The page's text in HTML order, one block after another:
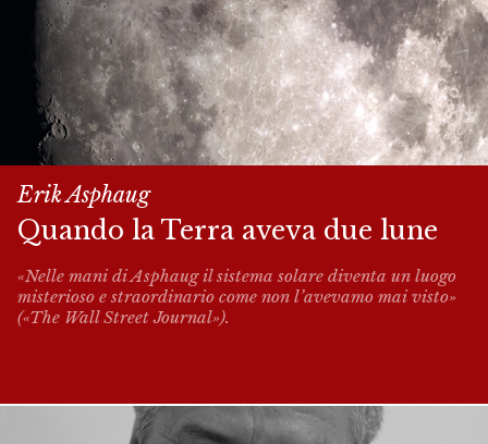
Erik Asphaug
Quando la Terra aveva due lune
«Nelle mani di Asphaug il sistema solare diventa un luogo
misterioso e straordinario come non l’avevamo mai visto»
(«The Wall Street Journal»).